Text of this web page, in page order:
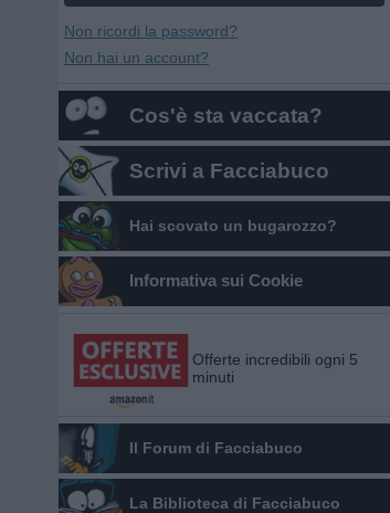
Non ricordi la password?
Non hai un account?
Cos'è sta vaccata?
Scrivi a Facciabuco
Hai scovato un bugarozzo?
Informativa sui Cookie
Offerte incredibili ogni 5
minuti
Il Forum di Facciabuco
La Biblioteca di Facciabuco